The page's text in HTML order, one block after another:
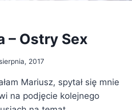
– Ostry Sex
2017
Mariusz, spytał się mnie
na podjęcie kolejnego